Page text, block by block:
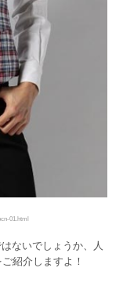
01.html
ないでしょうか、人
紹介しますよ！